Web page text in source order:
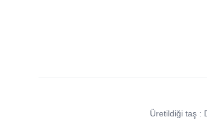
Üretildiği taş :